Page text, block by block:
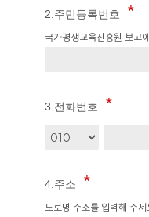
2.주민등록번호
국가평생교육진흥원 보고
3.전화번호
4.주소
도로명 주소를 입력해 주세